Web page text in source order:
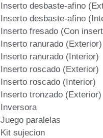
Inserto desbaste-afino
Inserto desbaste-afino
Inserto fresado (Con
Inserto ranurado (Exterior)
Inserto ranurado (Interior)
Inserto roscado (Exterior)
Inserto roscado (Interior)
Inserto tronzado (Exterior)
Inversora
Juego paralelas
Kit sujecion